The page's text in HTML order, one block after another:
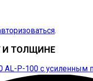
.
И ТОЛЩИНЕ